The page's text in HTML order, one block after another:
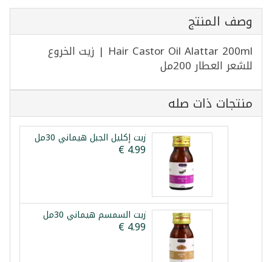
وصف المنتج
Hair Castor Oil Alattar 200ml | زيت الخروع
للشعر العطار 200مل
منتجات ذات صله
زيت إكليل الجبل هيماني 30مل
زيت السمسم هيماني 30مل